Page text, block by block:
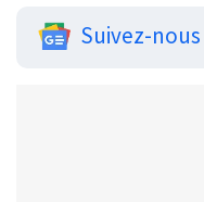
Suivez-nous